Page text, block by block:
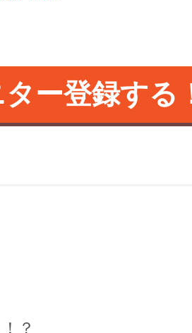
ー登録する
？